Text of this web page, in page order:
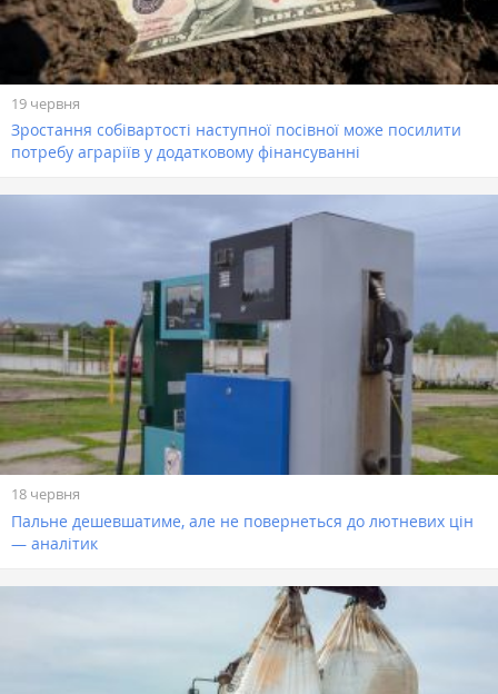
19 червня
Зростання собівартості наступної посівної може посилити
потребу аграріїв у додатковому фінансуванні
18 червня
Пальне дешевшатиме, але не повернеться до лютневих цін
— аналітик